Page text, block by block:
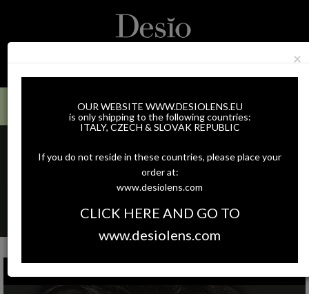
0
SPEDIZIONE GRATUITA SU TUTTI GLI ORDINI SOPRA €60
×
OUR WEBSITE WWW.DESIOLENS.EU
is only shipping to the following countries:
ITALY, CZECH & SLOVAK REPUBLIC
If you do not reside in these countries, please place your
order at:
www.desiolens.com
CLICK HERE AND GO TO
www.desiolens.com